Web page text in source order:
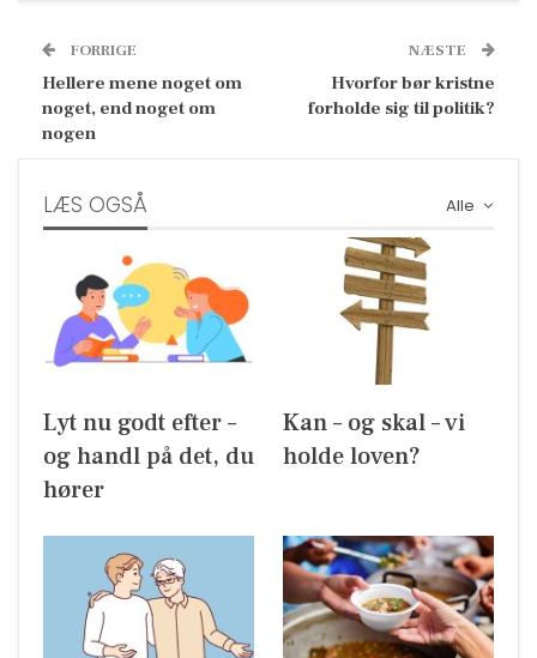
FORRIGE
Hellere mene noget om
noget, end noget om
nogen
NÆSTE
Hvorfor bør kristne
forholde sig til politik?
Alle
LÆS OGSÅ
Lyt nu godt efter –
og handl på det, du
hører
Kan – og skal – vi
holde loven?